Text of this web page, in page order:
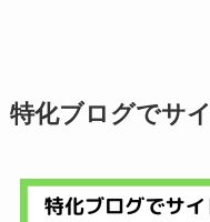
特化ブログでサ